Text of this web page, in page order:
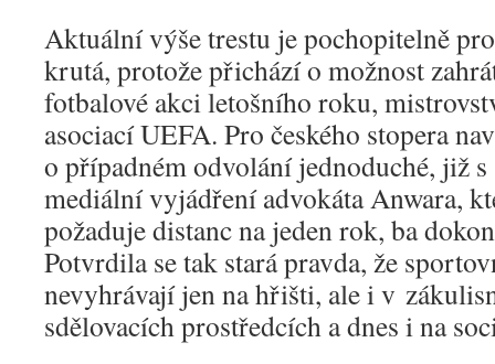
Aktuální výše trestu je pochopitelně
krutá, protože přichází o možnost
fotbalové akci letošního roku,
asociací UEFA. Pro českého stopera
o případném odvolání jednoduché, již
mediální vyjádření advokáta Anwara,
požaduje distanc na jeden rok, ba
Potvrdila se tak stará pravda, že
nevyhrávají jen na hřišti, ale i v
sdělovacích prostředcích a dnes i na